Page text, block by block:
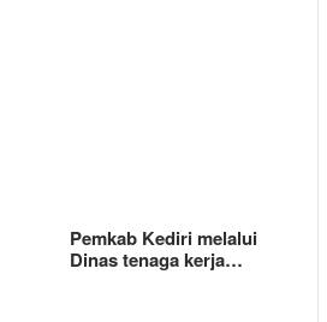
Pemkab Kediri melalui
Dinas tenaga kerja…